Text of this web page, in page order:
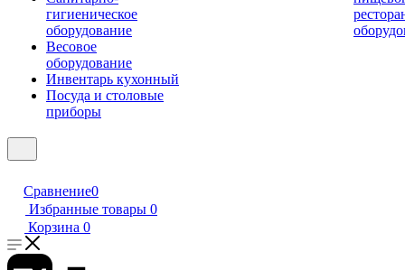
гигиеническое
оборудование
Весовое
оборудование
Инвентарь кухонный
Посуда и столовые
приборы
Сравнение0
Избранные товары 0
Корзина 0